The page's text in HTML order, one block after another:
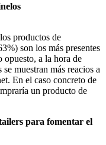
los
productos de
son los más presentes
opuesto, a la hora de
muestran más reacios a
En el caso concreto de
un producto de
para fomentar el